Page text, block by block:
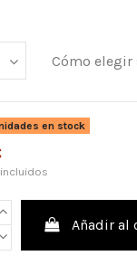
Cómo elegir
en stock
Añadir al